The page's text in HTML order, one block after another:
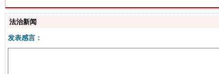
法治新闻
发表感言：